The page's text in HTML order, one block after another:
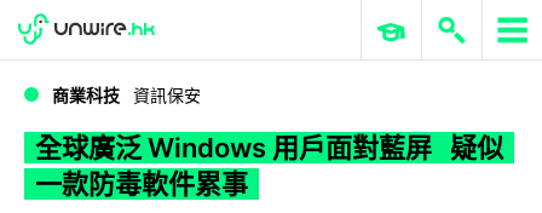
WWDC 2026 ERP 與商業 AI
商業科技 資訊保安
全球廣泛 Windows 用戶面對藍屏 疑似
一款防毒軟件累事